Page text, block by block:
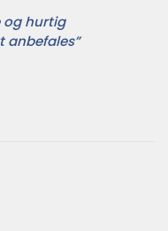
og hurtig
anbefales”